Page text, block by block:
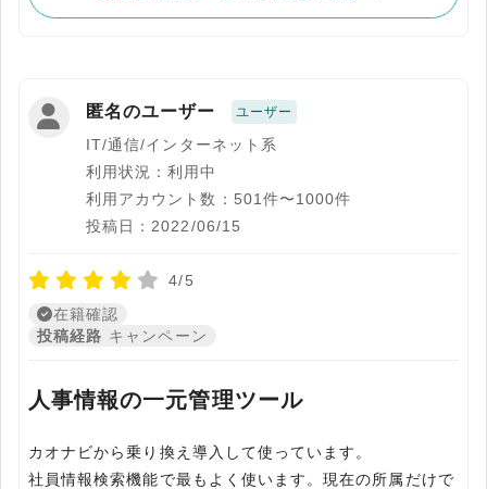
匿名のユーザー ユーザー
IT/通信/インターネット系
利用状況：利用中
利用アカウント数：501件〜1000件
投稿日：2022/06/15
4/5
在籍確認
投稿経路 キャンペーン
人事情報の一元管理ツール
カオナビから乗り換え導入して使っています。
社員情報検索機能で最もよく使います。現在の所属だけで